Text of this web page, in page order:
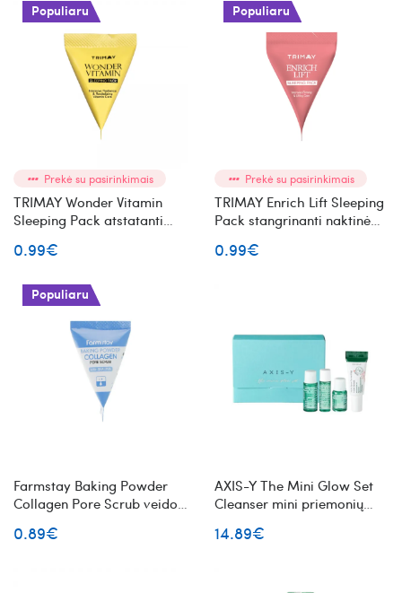
Populiaru
Prekė su pasirinkimais
TRIMAY Wonder Vitamin
Sleeping Pack atstatanti
0.99€
Populiaru
Prekė su pasirinkimais
TRIMAY Enrich Lift Sleeping
Pack stangrinanti naktinė
0.99€
Populiaru
Farmstay Baking Powder
Collagen Pore Scrub veido
0.89€
AXIS-Y The Mini Glow Set
Cleanser mini priemonių
odos švytėjimui
14.89€